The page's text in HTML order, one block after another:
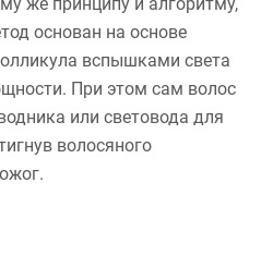
основан на основе
вспышками света
При этом сам волос
или световода для
волосяного